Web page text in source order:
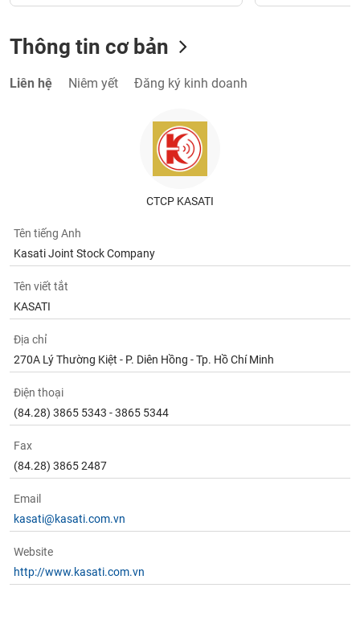
Thông tin cơ bản
Liên hệ Niêm yết Đăng ký kinh doanh
CTCP KASATI
Tên tiếng Anh
Kasati Joint Stock Company
Tên viết tắt
KASATI
Địa chỉ
270A Lý Thường Kiệt - P. Diên Hồng - Tp. Hồ Chí Minh
Điện thoại
(84.28) 3865 5343 - 3865 5344
Fax
(84.28) 3865 2487
Email
kasati@kasati.com.vn
Website
http://www.kasati.com.vn